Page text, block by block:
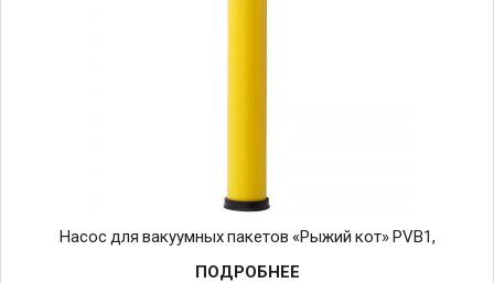
Насос для вакуумных пакетов «Рыжий кот» PVB1,
ПОДРОБНЕЕ